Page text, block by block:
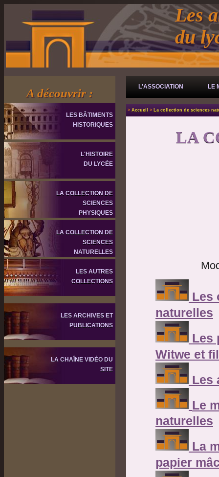
Les
du
A découvrir :
LES BÂTIMENTS
HISTORIQUES
L'HISTOIRE
DU LYCÉE
LA COLLECTION DE
SCIENCES
PHYSIQUES
LA COLLECTION DE
SCIENCES
NATURELLES
LES AUTRES
COLLECTIONS
LES ARCHIVES ET
PUBLICATIONS
LA CHAÎNE VIDÉO DU
SITE
L'ASSOCIATION LE
> Accueil > La collection de sciences
LA
Les
naturelles
Les
Witwe et
Les
Le
naturelles
La
papier